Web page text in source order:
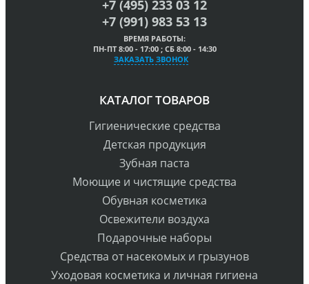
+7 (495) 233 03 12
+7 (991) 983 53 13
ВРЕМЯ РАБОТЫ:
ПН-ПТ 8:00 - 17:00 ; СБ 8:00 - 14:30
ЗАКАЗАТЬ ЗВОНОК
КАТАЛОГ ТОВАРОВ
Гигиенические средства
Детская продукция
Зубная паста
Моющие и чистящие средства
Обувная косметика
Освежители воздуха
Подарочные наборы
Средства от насекомых и грызунов
Уходовая косметика и личная гигиена